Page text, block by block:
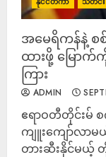
အမေရိကန်နဲ့ စ
ထားဖို့ မြော
ကြား
ADMIN
ဧရာဝတီတိုင်းမ်
ကျူးကျော်လ
တားဆီးနိုင်မယ့်